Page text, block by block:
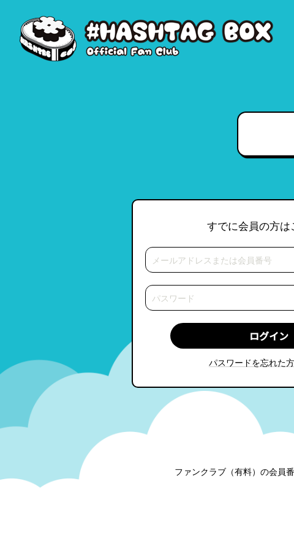
すでに会員の方は
パスワードを忘れた
ファンクラブ（有料）の会員